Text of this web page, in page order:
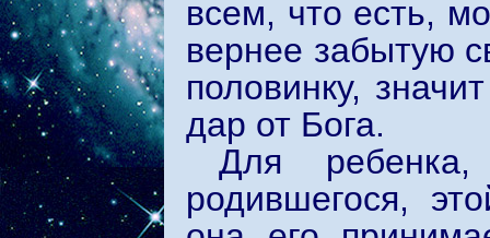
всем, что есть,
вернее забытую
половинку,
дар от Бога.
Для
родившегося,